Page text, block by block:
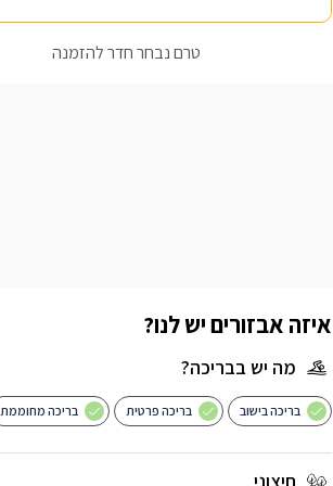
טרם נבחר חדר להזמנה
איזה אבזורים יש לנו?
מה יש בבריכה?
בריכה בישוב בריכה פרטית בריכה מחוממת
חיצוני